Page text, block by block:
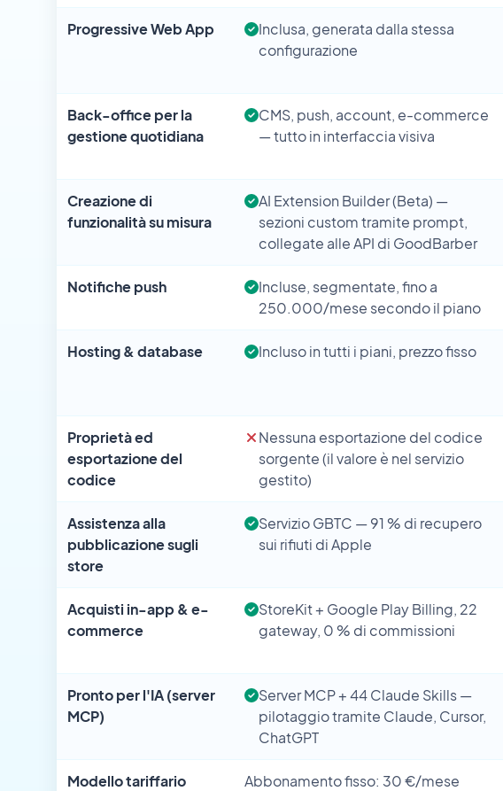
Progressive Web App
Inclusa, generata dalla stessa
configurazione
Back-office per la
gestione quotidiana
CMS, push, account, e-commerce
— tutto in interfaccia visiva
Creazione di
funzionalità su misura
AI Extension Builder (Beta) —
sezioni custom tramite prompt,
collegate alle API di GoodBarber
Notifiche push
Incluse, segmentate, fino a
250.000/mese secondo il piano
Hosting & database Incluso in tutti i piani, prezzo fisso
Proprietà ed
esportazione del
codice
Nessuna esportazione del codice
sorgente (il valore è nel servizio
gestito)
Assistenza alla
pubblicazione sugli
store
Servizio GBTC — 91 % di recupero
sui rifiuti di Apple
Acquisti in-app & e-
commerce
StoreKit + Google Play Billing, 22
gateway, 0 % di commissioni
Pronto per l'IA (server
MCP)
Server MCP + 44 Claude Skills —
pilotaggio tramite Claude, Cursor,
ChatGPT
Modello tariffario
Abbonamento fisso: 30 €/mese